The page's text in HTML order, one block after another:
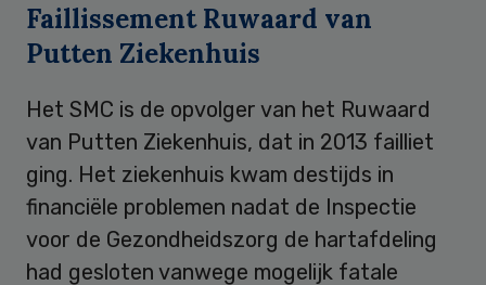
Faillissement Ruwaard van
Putten Ziekenhuis
Het SMC is de opvolger van het Ruwaard
van Putten Ziekenhuis, dat in 2013 failliet
ging. Het ziekenhuis kwam destijds in
financiële problemen nadat de Inspectie
voor de Gezondheidszorg de hartafdeling
had gesloten vanwege mogelijk fatale